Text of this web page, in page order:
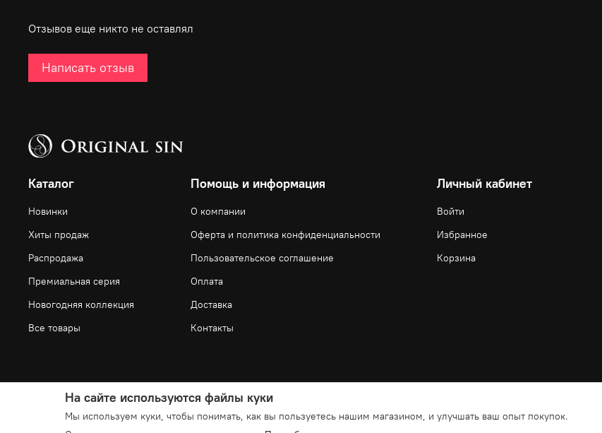
Отзывов еще никто не оставлял
Написать отзыв
Каталог
Новинки
Хиты продаж
Распродажа
Премиальная серия
Новогодняя коллекция
Все товары
Помощь и информация
О компании
Оферта и политика конфиденциальности
Пользовательское соглашение
Оплата
Доставка
Контакты
Личный кабинет
Войти
Избранное
Корзина
© 2025 Любое использование контента без письменного разрешения запрещено
На сайте используются файлы куки
Мы используем куки, чтобы понимать, как вы пользуетесь нашим магазином, и улучшать ваш опыт покупок.